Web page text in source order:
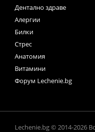
Дентално здраве
Алергии
Билки
Стрес
Анатомия
Витамини
Форум Lechenie.bg
Lechenie.bg © 2014-2026